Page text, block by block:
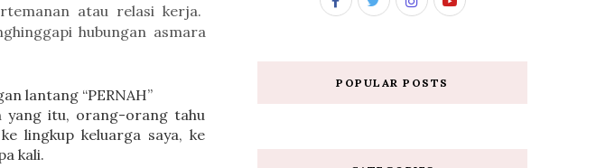
atau relasi kerja.
hubungan asmara
lantang “PERNAH”
yang itu, orang-orang tahu
lingkup keluarga saya, ke
kali.
POPULAR POSTS